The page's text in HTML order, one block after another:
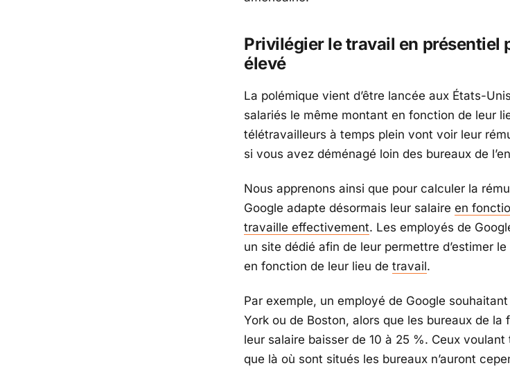
Privilégier le travail en présentiel
élevé
La polémique vient d’être lancée aux États-
salariés le même montant en fonction de leur
télétravailleurs à temps plein vont voir leur
si vous avez déménagé loin des bureaux de
Nous apprenons ainsi que pour calculer la
Google adapte désormais leur salaire en
travaille effectivement. Les employés de
un site dédié afin de leur permettre d’estimer
en fonction de leur lieu de travail.
Par exemple, un employé de Google
York ou de Boston, alors que les bureaux de
leur salaire baisser de 10 à 25 %. Ceux
que là où sont situés les bureaux n’auront